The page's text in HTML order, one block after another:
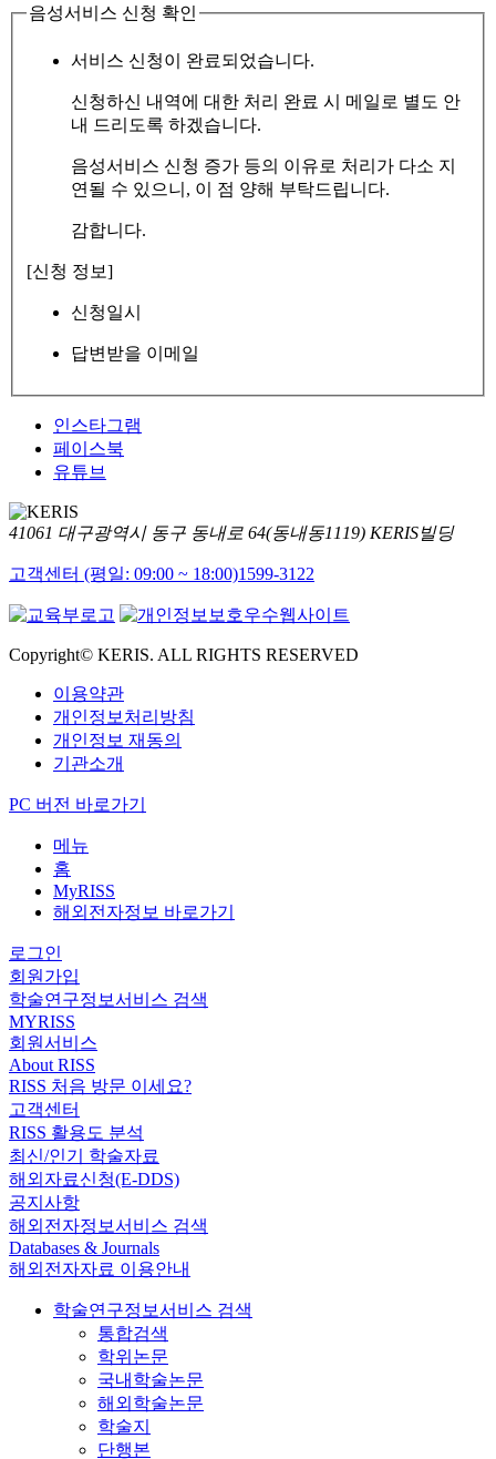
음성서비스 신청 확인
서비스 신청이 완료되었습니다.
신청하신 내역에 대한 처리 완료 시 메일로 별도 안
내 드리도록 하겠습니다.
음성서비스 신청 증가 등의 이유로 처리가 다소 지
연될 수 있으니, 이 점 양해 부탁드립니다.
감합니다.
[신청 정보]
신청일시
답변받을 이메일
인스타그램
페이스북
유튜브
41061 대구광역시 동구 동내로 64(동내동1119) KERIS빌딩
고객센터 (평일: 09:00 ~ 18:00)1599-3122
Copyright© KERIS. ALL RIGHTS RESERVED
이용약관
개인정보처리방침
개인정보 재동의
기관소개
PC 버전 바로가기
메뉴
홈
MyRISS
해외전자정보 바로가기
로그인
회원가입
학술연구정보서비스 검색
MYRISS
회원서비스
About RISS
RISS 처음 방문 이세요?
고객센터
RISS 활용도 분석
최신/인기 학술자료
해외자료신청(E-DDS)
공지사항
해외전자정보서비스 검색
Databases & Journals
해외전자자료 이용안내
학술연구정보서비스 검색
통합검색
학위논문
국내학술논문
해외학술논문
학술지
단행본